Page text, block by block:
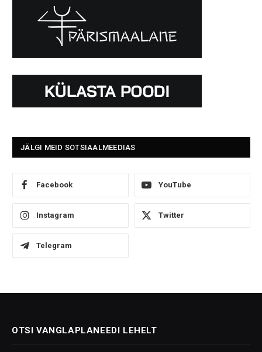
JÄLGI MEID SOTSIAALMEEDIAS
Facebook YouTube
Instagram Twitter
Telegram
OTSI VANGLAPLANEEDI LEHELT